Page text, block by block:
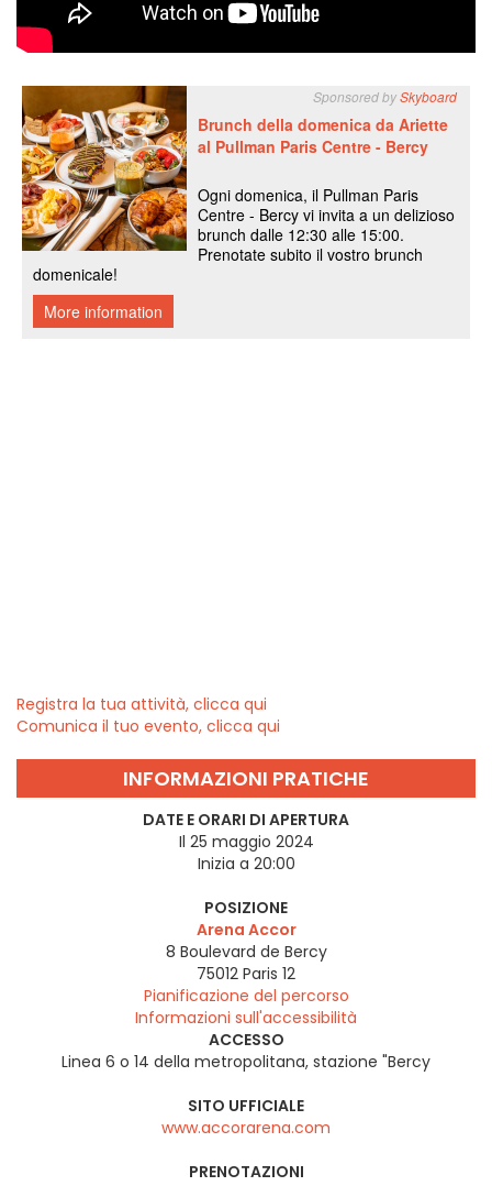
Registra la tua attività, clicca qui
Comunica il tuo evento, clicca qui
INFORMAZIONI PRATICHE
DATE E ORARI DI APERTURA
Il 25 maggio 2024
Inizia a 20:00
POSIZIONE
Arena Accor
8 Boulevard de Bercy
75012 Paris 12
Pianificazione del percorso
Informazioni sull'accessibilità
ACCESSO
Linea 6 o 14 della metropolitana, stazione "Bercy
SITO UFFICIALE
www.accorarena.com
PRENOTAZIONI